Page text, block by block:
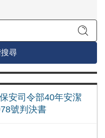
尋
安司令部40年安潔
號判決書